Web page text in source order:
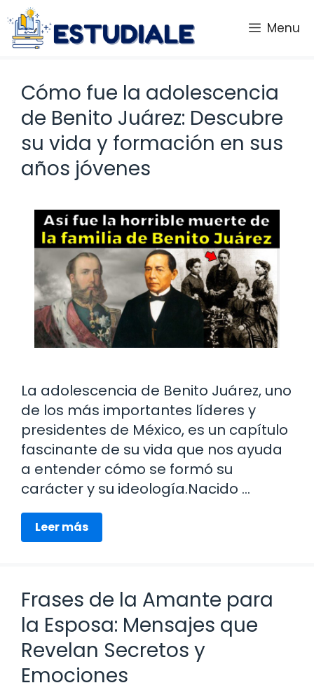
Saltar
al
contenido
Menu
Cómo fue la adolescencia
de Benito Juárez: Descubre
su vida y formación en sus
años jóvenes
La adolescencia de Benito Juárez, uno
de los más importantes líderes y
presidentes de México, es un capítulo
fascinante de su vida que nos ayuda
a entender cómo se formó su
carácter y su ideología.Nacido …
Leer más
Frases de la Amante para
la Esposa: Mensajes que
Revelan Secretos y
Emociones